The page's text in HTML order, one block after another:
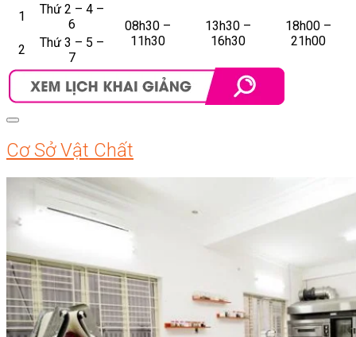
1
Thứ 2 – 4 –
6
08h30 –
11h30
13h30 –
16h30
18h00 –
21h00
2
Thứ 3 – 5 –
7
Cơ Sở Vật Chất